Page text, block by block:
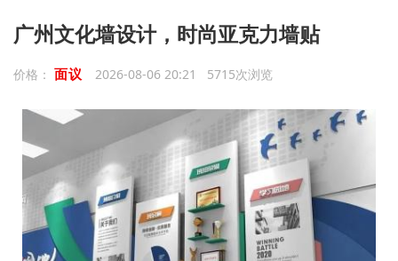
广州文化墙设计，时尚亚克力墙贴
价格： 面议 2026-08-06 20:21 5715次浏览